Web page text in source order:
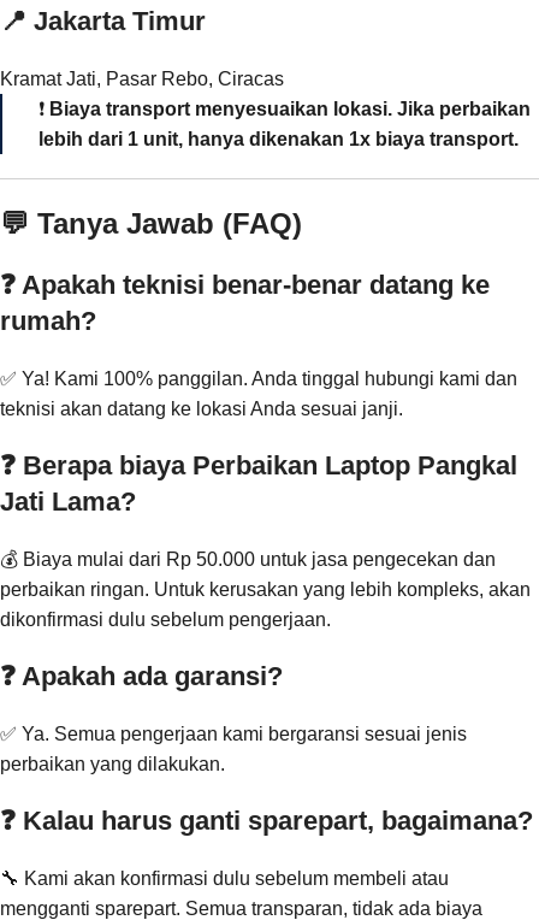
📍 Jakarta Timur
Kramat Jati, Pasar Rebo, Ciracas
❗ Biaya transport menyesuaikan lokasi. Jika perbaikan
lebih dari 1 unit, hanya dikenakan 1x biaya transport.
💬 Tanya Jawab (FAQ)
❓ Apakah teknisi benar-benar datang ke
rumah?
✅ Ya! Kami 100% panggilan. Anda tinggal hubungi kami dan
teknisi akan datang ke lokasi Anda sesuai janji.
❓ Berapa biaya Perbaikan Laptop Pangkal
Jati Lama?
💰 Biaya mulai dari Rp 50.000 untuk jasa pengecekan dan
perbaikan ringan. Untuk kerusakan yang lebih kompleks, akan
dikonfirmasi dulu sebelum pengerjaan.
❓ Apakah ada garansi?
✅ Ya. Semua pengerjaan kami bergaransi sesuai jenis
perbaikan yang dilakukan.
❓ Kalau harus ganti sparepart, bagaimana?
🔧 Kami akan konfirmasi dulu sebelum membeli atau
mengganti sparepart. Semua transparan, tidak ada biaya